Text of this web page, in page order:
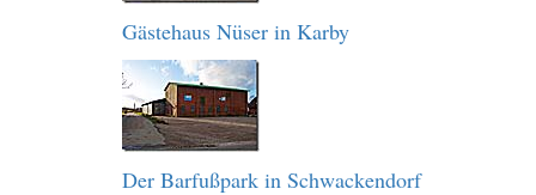
Gästehaus Nüser in Karby
Der Barfußpark in Schwackendorf